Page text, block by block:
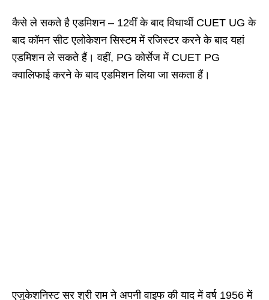
कैसे ले सकते है एडमिशन – 12वीं के बाद विधार्थी CUET UG के
बाद कॉमन सीट एलोकेशन सिस्टम में रजिस्टर करने के बाद यहां
एडमिशन ले सकते हैं। वहीं, PG कोर्सेज में CUET PG
क्वालिफाई करने के बाद एडमिशन लिया जा सकता हैं।
एजुकेशनिस्ट सर श्री राम ने अपनी वाइफ की याद में वर्ष 1956 में